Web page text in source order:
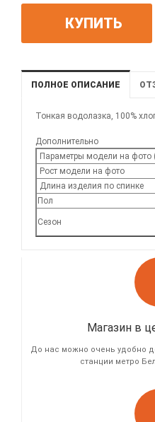
КУПИТЬ
ПОЛНОЕ ОПИСАНИЕ
Тонкая водолазка, 100%
Дополнительно
Параметры модели на фото
Рост модели на фото
Длина изделия по спинке
Пол
Сезон
Магазин в
До нас можно очень удобно
станции метро